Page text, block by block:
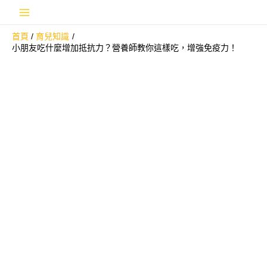
Menu
首頁
育兒知識
小朋友吃什麼增加抵抗力？營養師教你這樣吃，增強免疫力！